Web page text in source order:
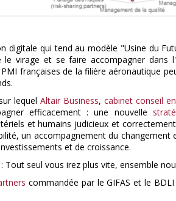
digitale qui tend au modèle "Usine du
le virage et se faire accompagner dans
françaises de la filière aéronautique
lequel Altair Business, cabinet conseil
efficacement : une nouvelle
et humains judicieux et
un accompagnement du changement
et de croissance.
Tout seul vous irez plus vite, ensemble
commandée par le GIFAS et le